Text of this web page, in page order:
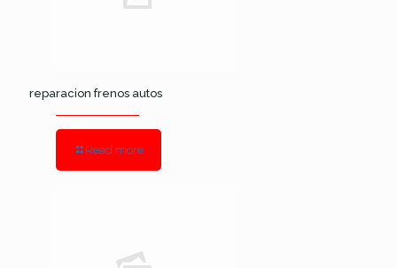
reparacion frenos autos
Read more